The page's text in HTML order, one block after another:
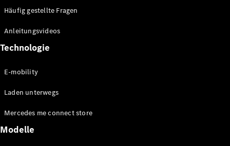
Häufig gestellte Fragen
Anleitungsvideos
Technologie
E-mobility
Laden unterwegs
Mercedes me connect store
Modelle